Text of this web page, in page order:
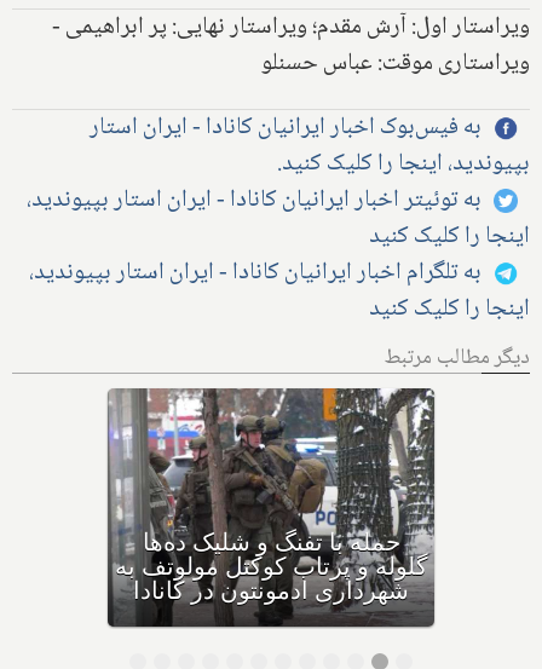
ویراستار اول: آرش مقدم؛ ویراستار نهایی: پر ابراهیمی -
ویراستاری موقت: عباس حسنلو
به فیس‌بوک اخبار ایرانیان کانادا - ایران استار
بپیوندید، اینجا را کلیک کنید.
به توئیتر اخبار ایرانیان کانادا - ایران استار بپیوندید،
اینجا را کلیک کنید
به تلگرام اخبار ایرانیان کانادا - ایران استار بپیوندید،
اینجا را کلیک کنید
دیگر مطالب مرتبط
بهداشت کانادا: این داروی
کودکان، ماست و چیا، را
مصرف نکنید و این تشک نیز
احتمال خفگی دارد